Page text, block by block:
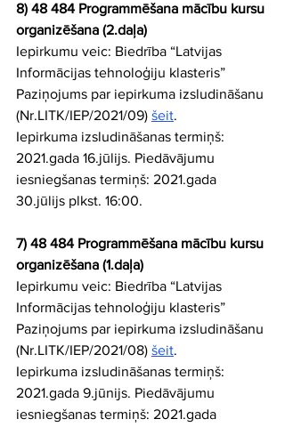
8) 48 484 Programmēšana mācību kursu
organizēšana (2.daļa)
Iepirkumu veic: Biedrība “Latvijas
Informācijas tehnoloģiju klasteris”
Paziņojums par iepirkuma izsludināšanu
(Nr.LITK/IEP/2021/09) šeit.
Iepirkuma izsludināšanas termiņš:
2021.gada 16.jūlijs. Piedāvājumu
iesniegšanas termiņš: 2021.gada
30.jūlijs plkst. 16:00.
7) 48 484 Programmēšana mācību kursu
organizēšana (1.daļa)
Iepirkumu veic: Biedrība “Latvijas
Informācijas tehnoloģiju klasteris”
Paziņojums par iepirkuma izsludināšanu
(Nr.LITK/IEP/2021/08) šeit.
Iepirkuma izsludināšanas termiņš:
2021.gada 9.jūnijs. Piedāvājumu
iesniegšanas termiņš: 2021.gada